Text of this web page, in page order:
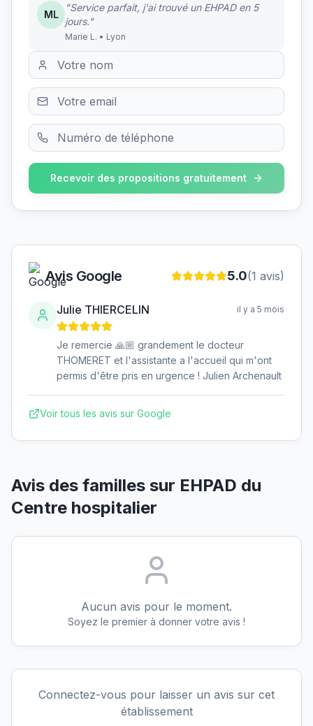
ML
"Service parfait, j'ai trouvé un EHPAD en 5
jours."
Marie L. • Lyon
Recevoir des propositions gratuitement
Avis Google 5.0(1 avis)
Julie THIERCELIN il y a 5 mois
Je remercie 🙏🏼 grandement le docteur
THOMERET et l'assistante a l'accueil qui m'ont
permis d'être pris en urgence ! Julien Archenault
Voir tous les avis sur Google
Avis des familles sur EHPAD du
Centre hospitalier
Aucun avis pour le moment.
Soyez le premier à donner votre avis !
Connectez-vous pour laisser un avis sur cet
établissement